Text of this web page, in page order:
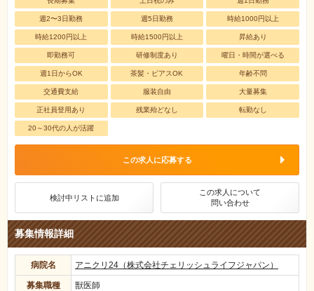
週2〜3日勤務 週5日勤務 時給1000円以上
時給1200円以上 時給1500円以上 昇給あり
即勤務可 研修制度あり 曜日・時間が選べる
週1日からOK 茶髪・ピアスOK 年齢不問
交通費支給 服装自由 大量募集
正社員登用あり 残業殆どなし 転勤なし
20～30代の人が活躍
この求人に応募する
検討中リストに追加
この求人について
問い合わせ
募集情報詳細
病院名 アニクリ24（株式会社チェリッシュライフジャパン）
募集職種 獣医師